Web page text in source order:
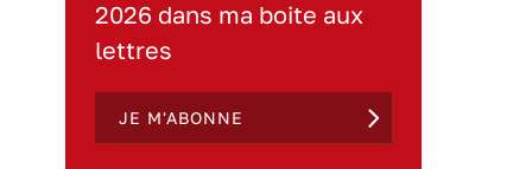
2026 dans ma boite aux
lettres
JE M'ABONNE